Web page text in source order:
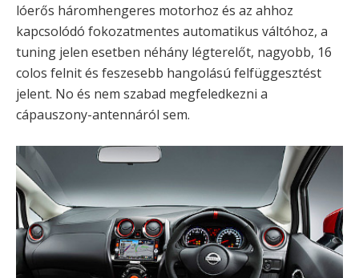
lóerős háromhengeres motorhoz és az ahhoz
kapcsolódó fokozatmentes automatikus váltóhoz, a
tuning jelen esetben néhány légterelőt, nagyobb, 16
colos felnit és feszesebb hangolású felfüggesztést
jelent. No és nem szabad megfeledkezni a
cápauszony-antennáról sem.